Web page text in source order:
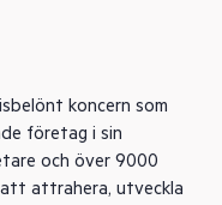
koncern som
företag i sin
och över 9000
attrahera, utveckla